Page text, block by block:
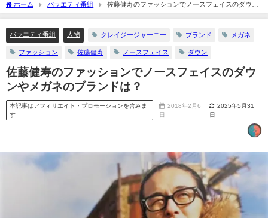
ホーム バラエティ番組
佐藤健寿のファッションでノースフェイスのダウン
やメガネのブランドは？
バラエティ番組 人物 クレイジージャーニー ブランド メガネ
ファッション 佐藤健寿 ノースフェイス ダウン
佐藤健寿のファッションでノースフェイスのダウ
ンやメガネのブランドは？
本記事はアフィリエイト・プロモーションを含みま
す
2018年2月6
日
2025年5月31
日